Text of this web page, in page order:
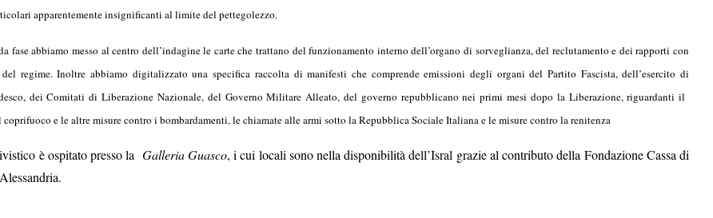
apparentemente insignificanti al limite del pettegolezzo.
fase abbiamo messo al centro dell’indagine le carte che trattano del funzionamento interno dell’organo di sorveglianza, del reclutamento e dei rapporti con
regime. Inoltre abbiamo digitalizzato una specifica raccolta di manifesti che comprende emissioni degli organi del Partito Fascista, dell’esercito di
dei Comitati di Liberazione Nazionale, del Governo Militare Alleato, del governo repubblicano nei primi mesi dopo la Liberazione, riguardanti il
e le altre misure contro i bombardamenti, le chiamate alle armi sotto la Repubblica Sociale Italiana e le misure contro la renitenza
è ospitato presso la Galleria Guasco, i cui locali sono nella disponibilità dell’Isral grazie al contributo della Fondazione Cassa di